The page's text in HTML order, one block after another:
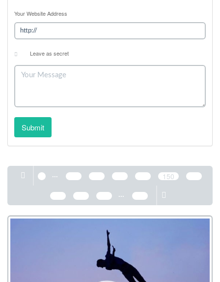
Your Website Address
Leave as secret
Submit
1 ... 146 147 148 149 150
151
152
153 154 ... 389